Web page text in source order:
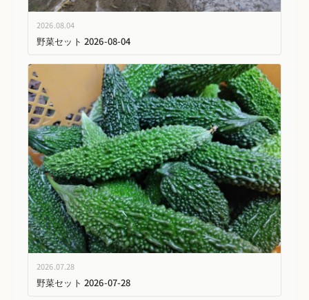
2026.08.04
野菜セット 2026-08-04
2026.07.28
野菜セット 2026-07-28